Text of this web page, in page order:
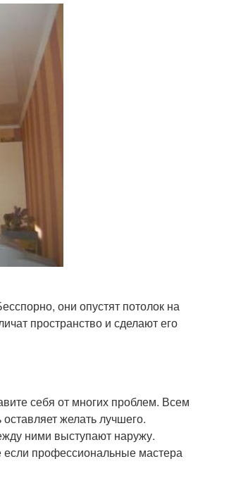
они опустят потолок на
пространство и сделают его
себя от многих проблем. Всем
желать лучшего.
ними выступают наружу.
профессиональные мастера